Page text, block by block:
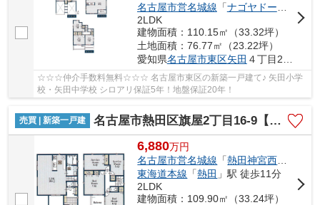
名古屋市営名城線 「ナゴヤドーム前矢田
2LDK
建物面積：110.15㎡（33.32坪）
土地面積：76.77㎡（23.22坪）
愛知県名古屋市東区矢田 ４丁目21-61
☆☆☆仲介手数料無料☆☆☆ 名古屋市東区の新築一戸建て♪ 矢田小学
校・矢田中学校 シロアリ保証5年！地盤保証20年！
売買 | 新築一戸建 名古屋市熱田区旗屋2丁目16-9【仲介手数料無料】新築一戸建て 1号棟
6,880万円
名古屋市営名城線 「熱田神宮西
東海道本線 「熱田 」駅 徒歩11分
2LDK
建物面積：109.90㎡（33.24坪）